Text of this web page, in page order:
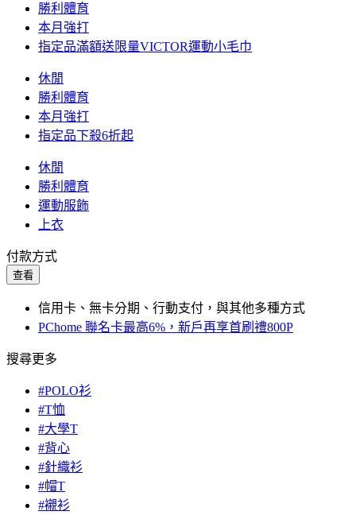
勝利體育
本月強打
指定品滿額送限量VICTOR運動小毛巾
休閒
勝利體育
本月強打
指定品下殺6折起
休閒
勝利體育
運動服飾
上衣
付款方式
查看
信用卡、無卡分期、行動支付，與其他多種方式
PChome 聯名卡最高6%，新戶再享首刷禮800P
搜尋更多
#POLO衫
#T恤
#大學T
#背心
#針織衫
#帽T
#襯衫